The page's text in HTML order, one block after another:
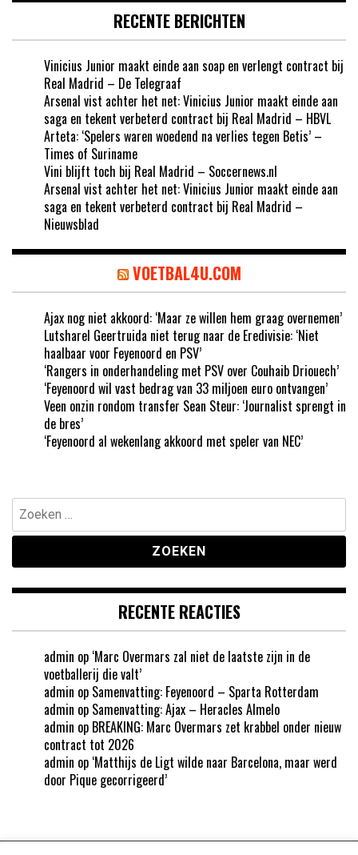
RECENTE BERICHTEN
Vinicius Junior maakt einde aan soap en verlengt contract bij
Real Madrid – De Telegraaf
Arsenal vist achter het net: Vinicius Junior maakt einde aan
saga en tekent verbeterd contract bij Real Madrid – HBVL
Arteta: ‘Spelers waren woedend na verlies tegen Betis’ –
Times of Suriname
Vini blijft toch bij Real Madrid – Soccernews.nl
Arsenal vist achter het net: Vinicius Junior maakt einde aan
saga en tekent verbeterd contract bij Real Madrid –
Nieuwsblad
VOETBAL4U.COM
Ajax nog niet akkoord: ‘Maar ze willen hem graag overnemen’
Lutsharel Geertruida niet terug naar de Eredivisie: ‘Niet
haalbaar voor Feyenoord en PSV’
‘Rangers in onderhandeling met PSV over Couhaib Driouech’
‘Feyenoord wil vast bedrag van 33 miljoen euro ontvangen’
Veen onzin rondom transfer Sean Steur: ‘Journalist sprengt in
de bres’
‘Feyenoord al wekenlang akkoord met speler van NEC’
Zoeken
naar:
RECENTE REACTIES
admin op ‘Marc Overmars zal niet de laatste zijn in de
voetballerij die valt’
admin op Samenvatting: Feyenoord – Sparta Rotterdam
admin op Samenvatting: Ajax – Heracles Almelo
admin op BREAKING: Marc Overmars zet krabbel onder nieuw
contract tot 2026
admin op ‘Matthijs de Ligt wilde naar Barcelona, maar werd
door Pique gecorrigeerd’